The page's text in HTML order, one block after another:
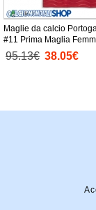
Maglie da calcio
#11 Prima Maglia
2026 Manica Corta
95.13€ 38.05€